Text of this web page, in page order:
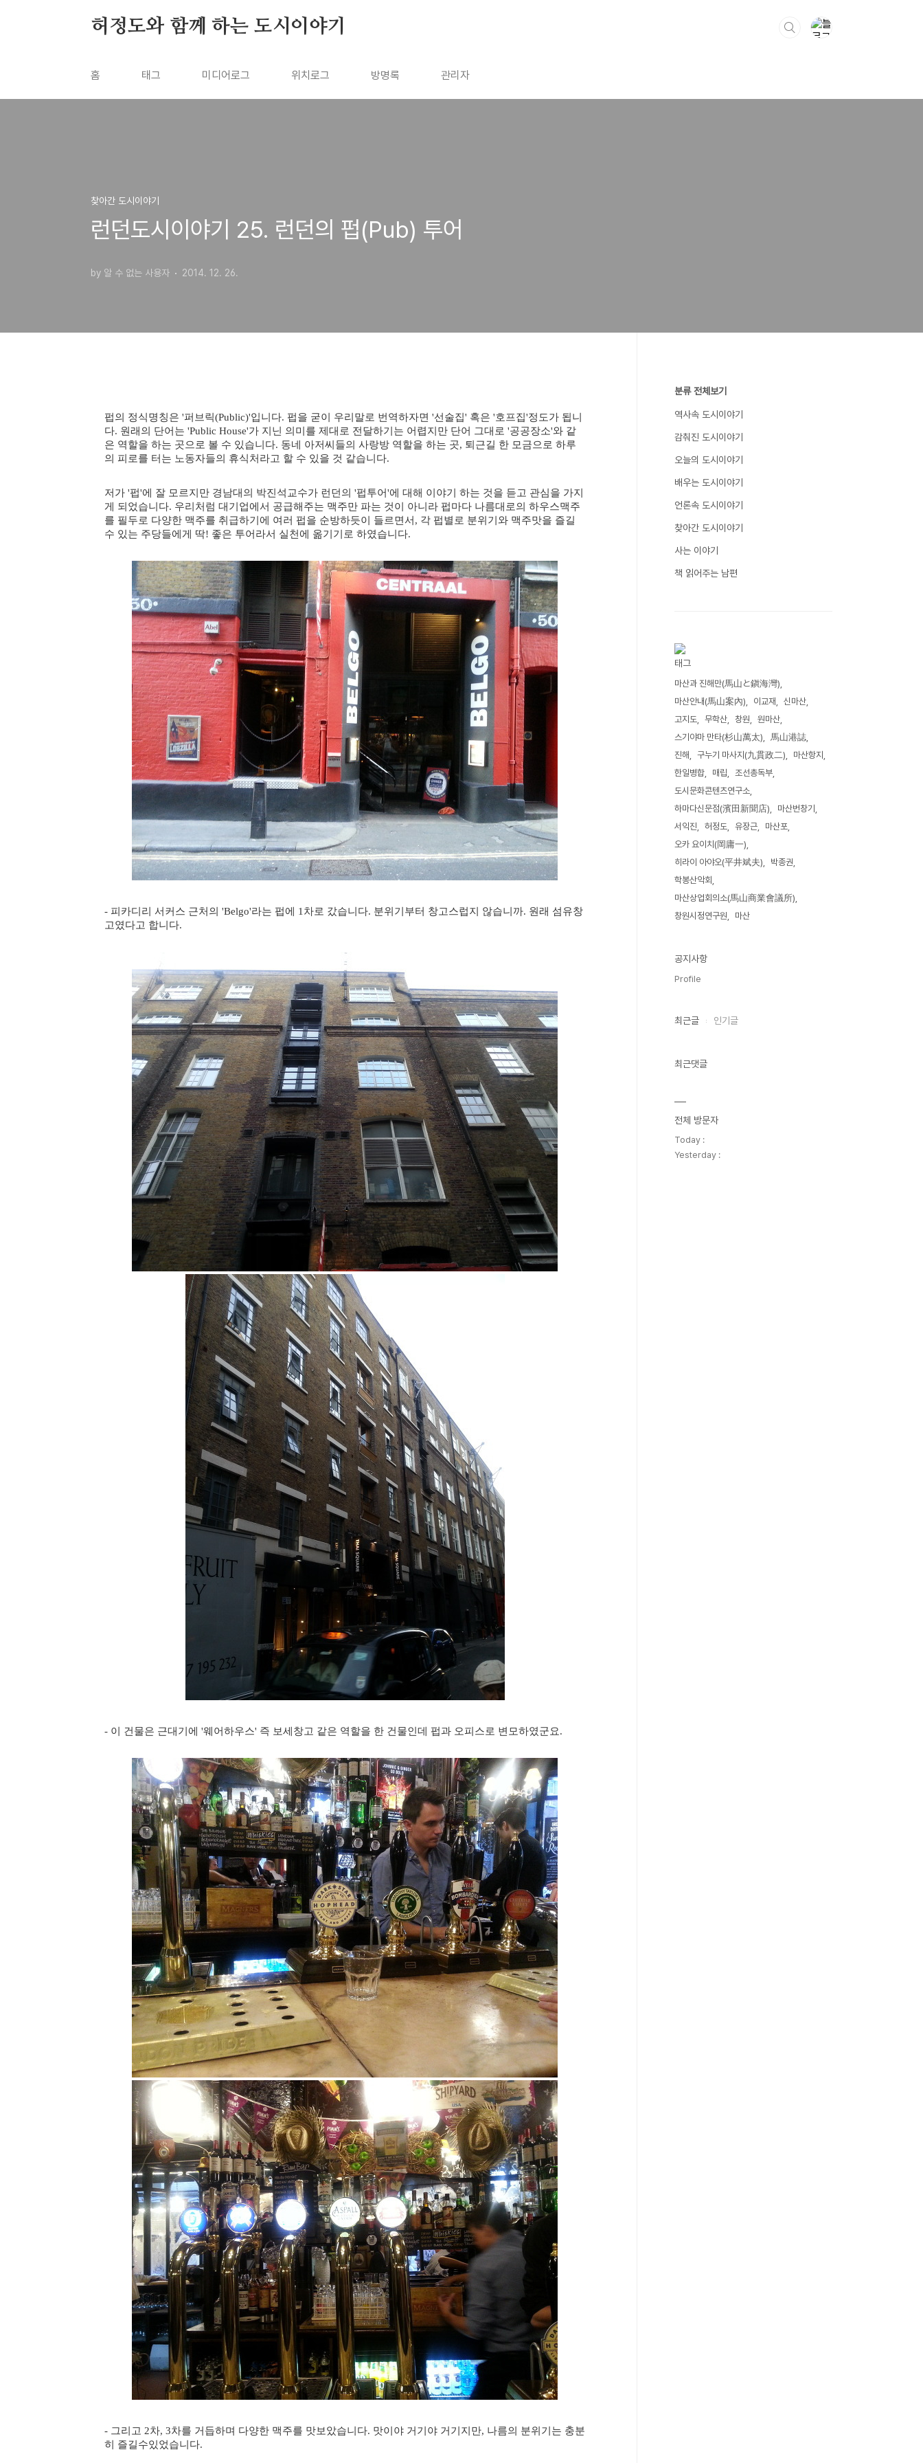
허정도와 함께 하는 도시이야기
홈 태그 미디어로그 위치로그 방명록 관리자
찾아간 도시이야기
런던도시이야기 25. 런던의 펍(Pub) 투어
by 알 수 없는 사용자 2014. 12. 26.
펍의 정식명칭은 '퍼브릭(Public)'입니다. 펍을 굳이 우리말로 번역하자면 '선술집' 혹은 '호프집'정도가 됩니
다. 원래의 단어는 'Public House'가 지닌 의미를 제대로 전달하기는 어렵지만 단어 그대로 '공공장소'와 같
은 역할을 하는 곳으로 볼 수 있습니다. 동네 아저씨들의 사랑방 역할을 하는 곳, 퇴근길 한 모금으로 하루
의 피로를 터는 노동자들의 휴식처라고 할 수 있을 것 같습니다.
저가 '펍'에 잘 모르지만 경남대의 박진석교수가 런던의 '펍투어'에 대해 이야기 하는 것을 듣고 관심을 가지
게 되었습니다. 우리처럼 대기업에서 공급해주는 맥주만 파는 것이 아니라 펍마다 나름대로의 하우스맥주
를 필두로 다양한 맥주를 취급하기에 여러 펍을 순방하듯이 들르면서, 각 펍별로 분위기와 맥주맛을 즐길
수 있는 주당들에게 딱! 좋은 투어라서 실천에 옮기기로 하였습니다.
- 피카디리 서커스 근처의 'Belgo'라는 펍에 1차로 갔습니다. 분위기부터 창고스럽지 않습니까. 원래 섬유창
고였다고 합니다.
- 이 건물은 근대기에 '웨어하우스' 즉 보세창고 같은 역할을 한 건물인데 펍과 오피스로 변모하였군요.
- 그리고 2차, 3차를 거듭하며 다양한 맥주를 맛보았습니다. 맛이야 거기야 거기지만, 나름의 분위기는 충분
히 즐길수있었습니다.
분류 전체보기
역사속 도시이야기
감춰진 도시이야기
오늘의 도시이야기
배우는 도시이야기
언론속 도시이야기
찾아간 도시이야기
사는 이야기
책 읽어주는 남편
태그
마산과 진해만(馬山と鎭海灣)
마산안내(馬山案內)
이교재
신마산
고지도
무학산 창원
원마산
스기야마 만타(杉山萬太)
馬山港誌
진해
구누기 마사지(九貫政二)
마산항지
한일병합
매립
조선총독부
도시문화콘텐츠연구소
하마다신문점(濱田新聞店)
마산번창기
서익진
허정도 유장근
마산포
오카 요이치(岡庸一)
히라이 아야오(平井斌夫)
박종권
학봉산악회
마산상업회의소(馬山商業會議所)
창원시정연구원
마산
공지사항
Profile
최근글 인기글
최근댓글
전체 방문자
Today :
Yesterday :